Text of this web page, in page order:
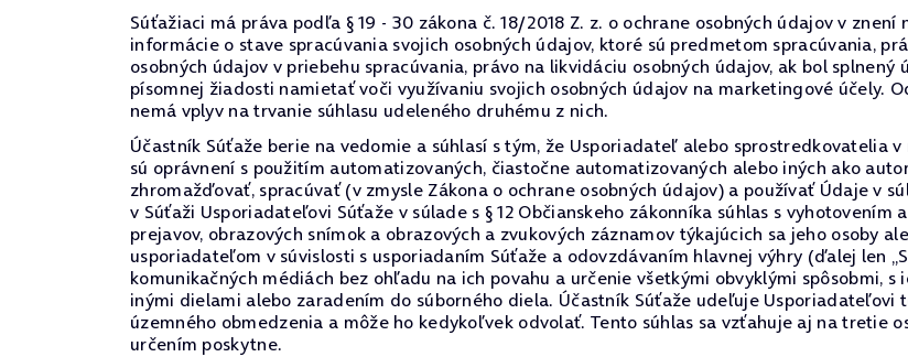
Súťažiaci má práva podľa § 19 - 30 zákona č. 18/2018 Z. z. o ochrane osobných údajov v
informácie o stave spracúvania svojich osobných údajov, ktoré sú predmetom spracúvania,
osobných údajov v priebehu spracúvania, právo na likvidáciu osobných údajov, ak bol
písomnej žiadosti namietať voči využívaniu svojich osobných údajov na marketingové účely.
nemá vplyv na trvanie súhlasu udeleného druhému z nich.
Účastník Súťaže berie na vedomie a súhlasí s tým, že Usporiadateľ alebo sprostredkovatelia
sú oprávnení s použitím automatizovaných, čiastočne automatizovaných alebo iných ako
zhromažďovať, spracúvať (v zmysle Zákona o ochrane osobných údajov) a používať Údaje v
v Súťaži Usporiadateľovi Súťaže v súlade s § 12 Občianskeho zákonníka súhlas s
prejavov, obrazových snímok a obrazových a zvukových záznamov týkajúcich sa jeho osoby
usporiadateľom v súvislosti s usporiadaním Súťaže a odovzdávaním hlavnej výhry (ďalej len
komunikačných médiách bez ohľadu na ich povahu a určenie všetkými obvyklými spôsobmi,
inými dielami alebo zaradením do súborného diela. Účastník Súťaže udeľuje Usporiadateľovi
územného obmedzenia a môže ho kedykoľvek odvolať. Tento súhlas sa vzťahuje aj na tretie
určením poskytne.